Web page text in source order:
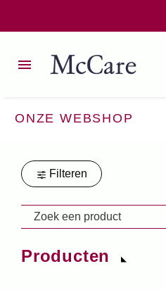
ONZE WEBSHOP
Filteren
Producten